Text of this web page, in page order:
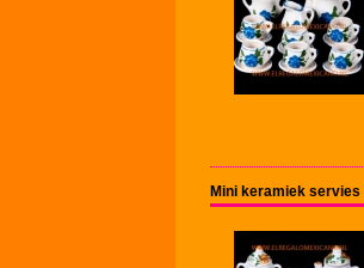
Mini keramiek servies